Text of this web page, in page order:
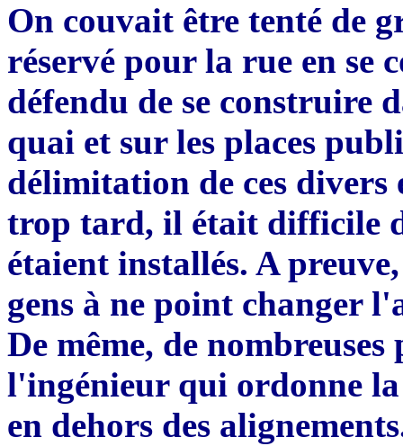
On couvait être tenté de
réservé pour la rue en se
défendu de se construire
quai et sur les places
délimitation de ces
trop tard, il était difficile
étaient installés. A preuve,
gens à ne point changer
De même, de
l'ingénieur qui ordonne
en dehors des